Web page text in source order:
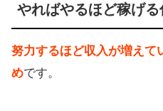
やればやるほど稼げる
努力するほど収入が増えて
めです。